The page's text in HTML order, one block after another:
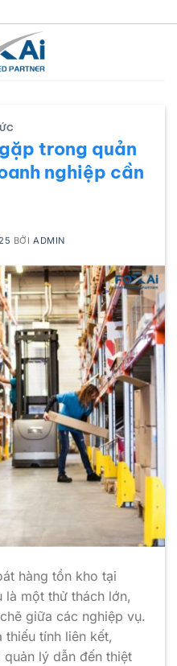
trong quản
nghiệp cần
BỞIADMIN
hàng tồn kho tại
là một thử thách lớn,
giữa các nghiệp vụ.
thiếu tính liên kết,
lý dẫn đến thiệt